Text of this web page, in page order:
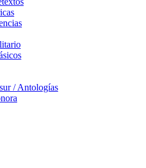
/ Antologías